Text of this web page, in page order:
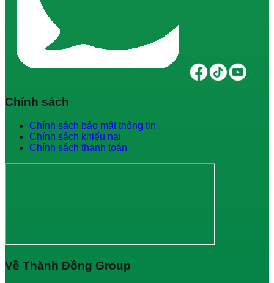
Chính sách
Chính sách bảo mật thông tin
Chính sách khiếu nại
Chính sách thanh toán
Về Thành Đồng Group